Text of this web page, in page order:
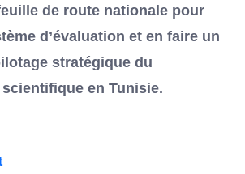
de route nationale pour
d’évaluation et en faire un
stratégique du
en Tunisie.
on